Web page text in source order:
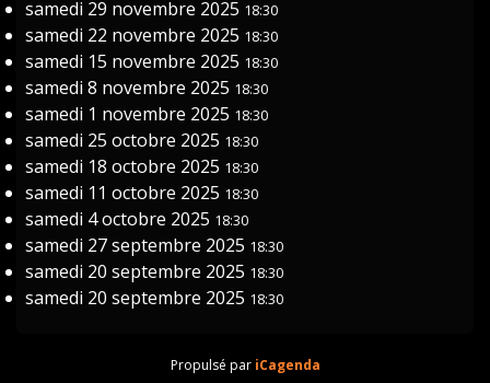
samedi 29 novembre 2025 18:30
samedi 22 novembre 2025 18:30
samedi 15 novembre 2025 18:30
samedi 8 novembre 2025 18:30
samedi 1 novembre 2025 18:30
samedi 25 octobre 2025 18:30
samedi 18 octobre 2025 18:30
samedi 11 octobre 2025 18:30
samedi 4 octobre 2025 18:30
samedi 27 septembre 2025 18:30
samedi 20 septembre 2025 18:30
samedi 20 septembre 2025 18:30
Propulsé par iCagenda